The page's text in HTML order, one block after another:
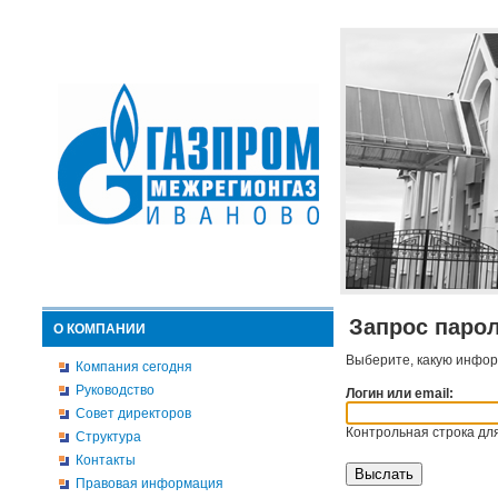
О КОМПАНИИ
Компания сегодня
Руководство
Совет директоров
Структура
Контакты
Правовая информация
Запрос
Выберите, какую
Логин или email:
Контрольная строка